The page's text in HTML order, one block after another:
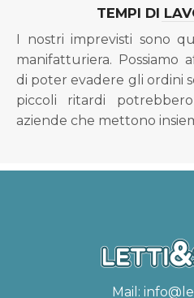
TEMPI DI
I nostri imprevisti sono
manifatturiera. Possiamo
di poter evadere gli ordini
piccoli ritardi
aziende che mettono
Mail: